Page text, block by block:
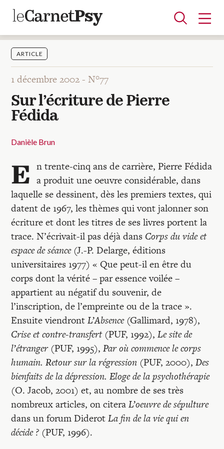
Articles
A la une
Adolescence
Dispositif
Enfance
Périnatalité
Psychanalyse
Psychopathologie
Soin
Dossiers
Blocs-notes
Recherches
Entretiens
Revues
Colloque
Mon panier
Mon compte
ARTICLE
1 décembre 2002 -N°77
Sur l’écriture de Pierre
Fédida
Danièle Brun
E n trente-cinq ans de carrière, Pierre Fédida
a produit une oeuvre considérable, dans
laquelle se dessinent, dès les premiers textes, qui
datent de 1967, les thèmes qui vont jalonner son
écriture et dont les titres de ses livres portent la
trace. N’écrivait-il pas déjà dans Corps du vide et
espace de séance(J.-P. Delarge, éditions
universitaires 1977) « Que peut-il en être du
corps dont la vérité – par essence voilée –
appartient au négatif du souvenir, de
l’inscription, de l’empreinte ou de la trace ».
Ensuite viendrontL’Absence(Gallimard, 1978),
Crise et contre-transfert(PUF, 1992), Le site de
l’étranger (PUF, 1995),Par où commence le corps
humain. Retour sur la régression (PUF, 2000), Des
bienfaits de la dépression. Eloge de la psychothérapie
(O. Jacob, 2001) et, au nombre de ses très
nombreux articles, on citeraL’oeuvre de sépulture
dans un forum DiderotLa fin de la vie qui en
décide ? (PUF, 1996).